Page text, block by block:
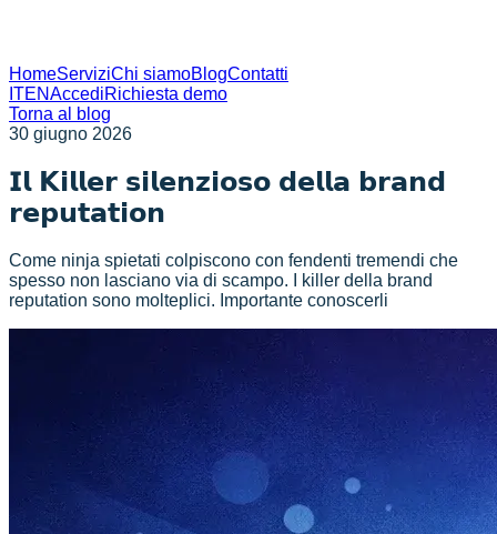
HomeServiziChi siamoBlogContatti
ITENAccediRichiesta demo
Torna al blog
30 giugno 2026
𝗜𝗹 𝗞𝗶𝗹𝗹𝗲𝗿 𝘀𝗶𝗹𝗲𝗻𝘇𝗶𝗼𝘀𝗼 𝗱𝗲𝗹𝗹𝗮 𝗯𝗿𝗮𝗻𝗱
𝗿𝗲𝗽𝘂𝘁𝗮𝘁𝗶𝗼𝗻
Come ninja spietati colpiscono con fendenti tremendi che
spesso non lasciano via di scampo. I killer della brand
reputation sono molteplici. Importante conoscerli